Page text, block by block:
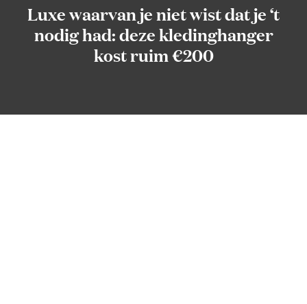
Luxe waarvan je niet wist dat je ‘t
nodig had: deze kledinghanger
kost ruim €200